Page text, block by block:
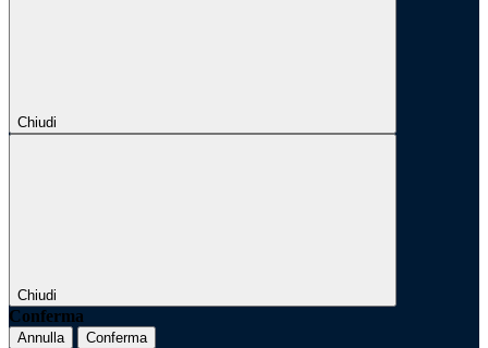
Chiudi
Chiudi
Conferma
Annulla Conferma